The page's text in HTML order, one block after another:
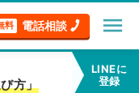
料 電話相談 menu
方」
LINEに
登録